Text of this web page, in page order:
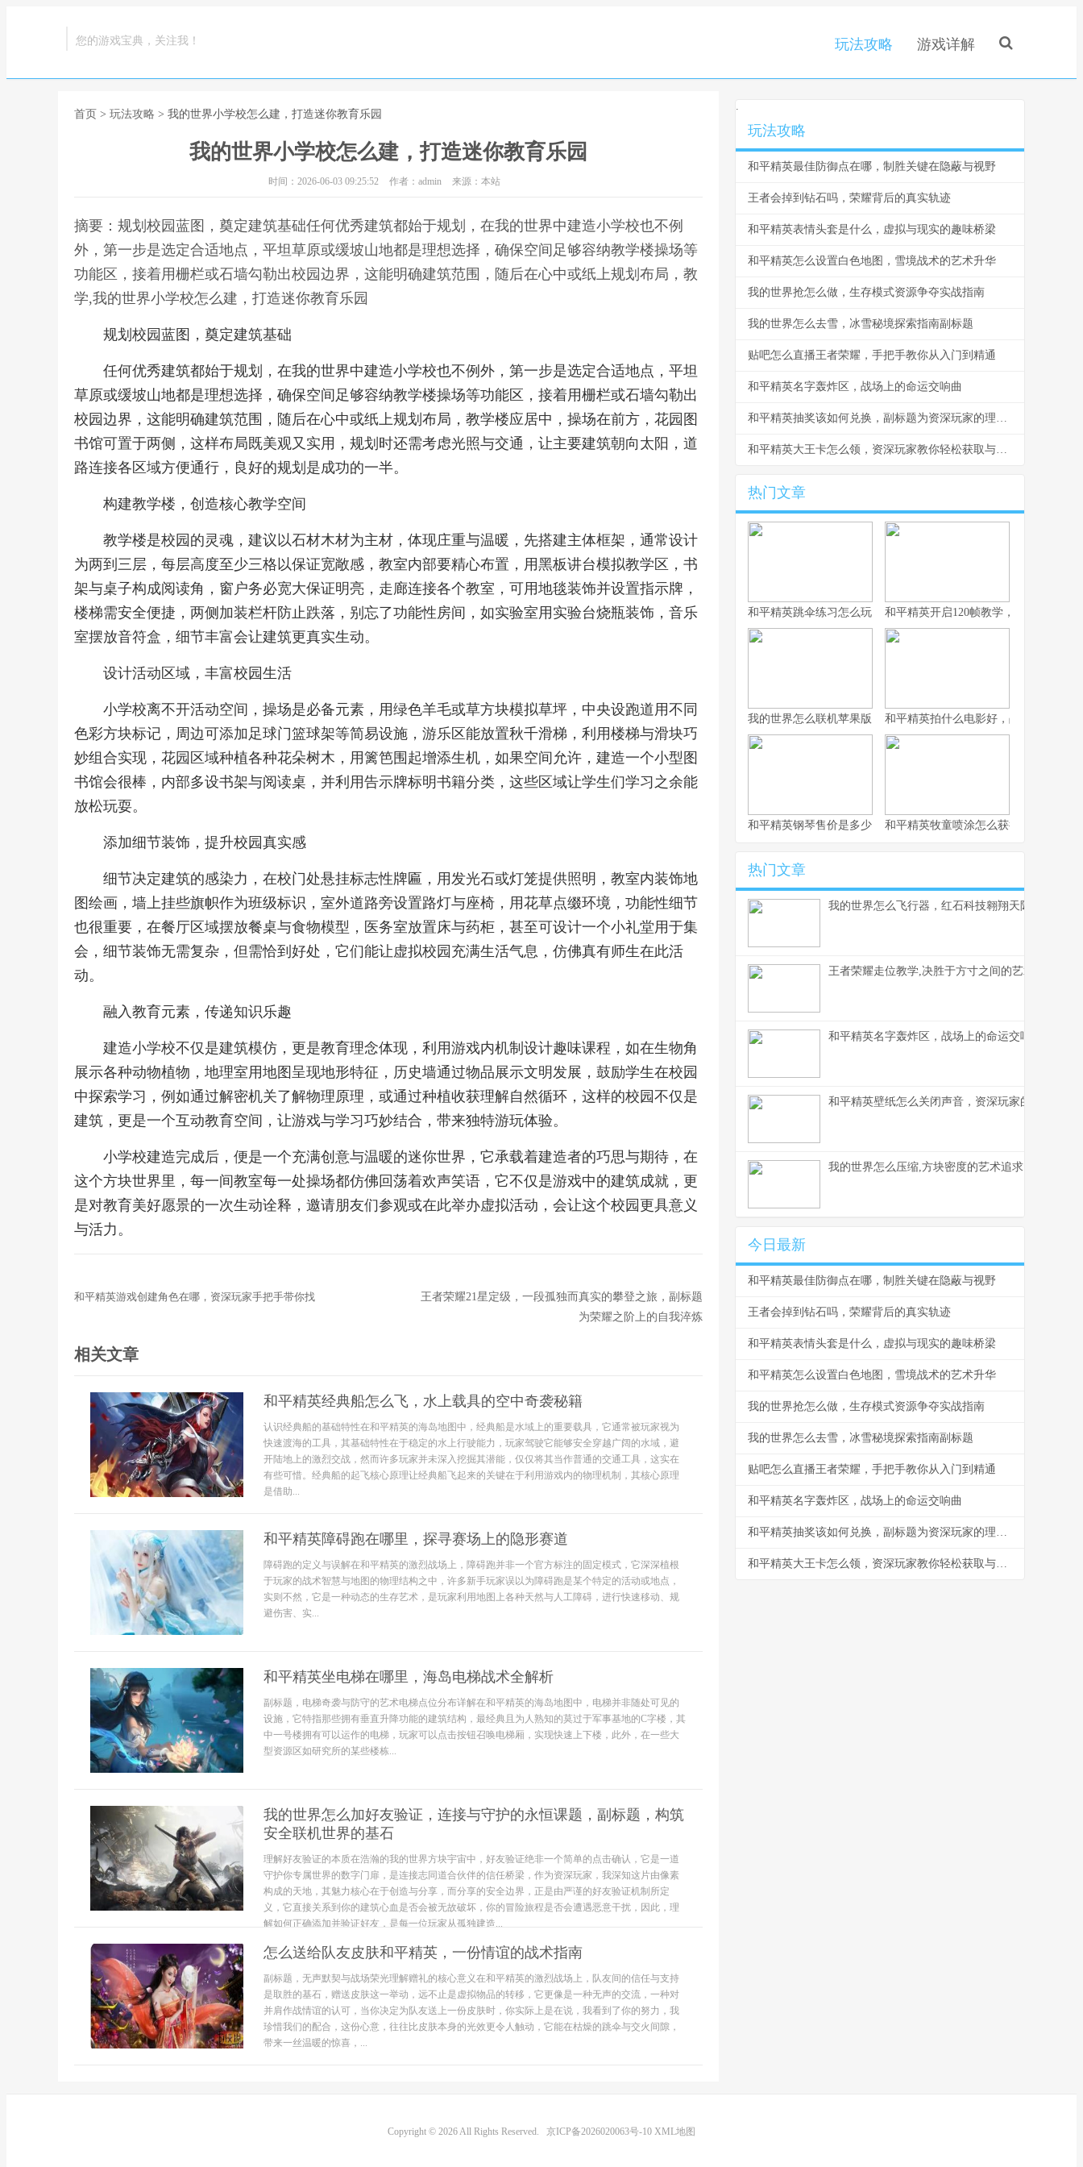
您的游戏宝典，关注我！ 玩法攻略 游戏详解
首页 > 玩法攻略 > 我的世界小学校怎么建，打造迷你教育乐园
我的世界小学校怎么建，打造迷你教育乐园
时间：2026-06-03 09:25:52 作者：admin 来源：本站
摘要：规划校园蓝图，奠定建筑基础任何优秀建筑都始于规划，在我的世界中建造小学校也不例
外，第一步是选定合适地点，平坦草原或缓坡山地都是理想选择，确保空间足够容纳教学楼操场等
功能区，接着用栅栏或石墙勾勒出校园边界，这能明确建筑范围，随后在心中或纸上规划布局，教
学,我的世界小学校怎么建，打造迷你教育乐园
规划校园蓝图，奠定建筑基础
任何优秀建筑都始于规划，在我的世界中建造小学校也不例外，第一步是选定合适地点，平坦
草原或缓坡山地都是理想选择，确保空间足够容纳教学楼操场等功能区，接着用栅栏或石墙勾勒出
校园边界，这能明确建筑范围，随后在心中或纸上规划布局，教学楼应居中，操场在前方，花园图
书馆可置于两侧，这样布局既美观又实用，规划时还需考虑光照与交通，让主要建筑朝向太阳，道
路连接各区域方便通行，良好的规划是成功的一半。
构建教学楼，创造核心教学空间
教学楼是校园的灵魂，建议以石材木材为主材，体现庄重与温暖，先搭建主体框架，通常设计
为两到三层，每层高度至少三格以保证宽敞感，教室内部要精心布置，用黑板讲台模拟教学区，书
架与桌子构成阅读角，窗户务必宽大保证明亮，走廊连接各个教室，可用地毯装饰并设置指示牌，
楼梯需安全便捷，两侧加装栏杆防止跌落，别忘了功能性房间，如实验室用实验台烧瓶装饰，音乐
室摆放音符盒，细节丰富会让建筑更真实生动。
设计活动区域，丰富校园生活
小学校离不开活动空间，操场是必备元素，用绿色羊毛或草方块模拟草坪，中央设跑道用不同
色彩方块标记，周边可添加足球门篮球架等简易设施，游乐区能放置秋千滑梯，利用楼梯与滑块巧
妙组合实现，花园区域种植各种花朵树木，用篱笆围起增添生机，如果空间允许，建造一个小型图
书馆会很棒，内部多设书架与阅读桌，并利用告示牌标明书籍分类，这些区域让学生们学习之余能
放松玩耍。
添加细节装饰，提升校园真实感
细节决定建筑的感染力，在校门处悬挂标志性牌匾，用发光石或灯笼提供照明，教室内装饰地
图绘画，墙上挂些旗帜作为班级标识，室外道路旁设置路灯与座椅，用花草点缀环境，功能性细节
也很重要，在餐厅区域摆放餐桌与食物模型，医务室放置床与药柜，甚至可设计一个小礼堂用于集
会，细节装饰无需复杂，但需恰到好处，它们能让虚拟校园充满生活气息，仿佛真有师生在此活
动。
融入教育元素，传递知识乐趣
建造小学校不仅是建筑模仿，更是教育理念体现，利用游戏内机制设计趣味课程，如在生物角
展示各种动物植物，地理室用地图呈现地形特征，历史墙通过物品展示文明发展，鼓励学生在校园
中探索学习，例如通过解密机关了解物理原理，或通过种植收获理解自然循环，这样的校园不仅是
建筑，更是一个互动教育空间，让游戏与学习巧妙结合，带来独特游玩体验。
小学校建造完成后，便是一个充满创意与温暖的迷你世界，它承载着建造者的巧思与期待，在
这个方块世界里，每一间教室每一处操场都仿佛回荡着欢声笑语，它不仅是游戏中的建筑成就，更
是对教育美好愿景的一次生动诠释，邀请朋友们参观或在此举办虚拟活动，会让这个校园更具意义
与活力。
和平精英游戏创建角色在哪，资深玩家手把手带你找
王者荣耀21星定级，一段孤独而真实的攀登之旅，副标题
为荣耀之阶上的自我淬炼
相关文章
和平精英经典船怎么飞，水上载具的空中奇袭秘籍
认识经典船的基础特性在和平精英的海岛地图中，经典船是水域上的重要载具，它通常被玩家视为
快速渡海的工具，其基础特性在于稳定的水上行驶能力，玩家驾驶它能够安全穿越广阔的水域，避
开陆地上的激烈交战，然而许多玩家并未深入挖掘其潜能，仅仅将其当作普通的交通工具，这实在
有些可惜。经典船的起飞核心原理让经典船飞起来的关键在于利用游戏内的物理机制，其核心原理
是借助...
和平精英障碍跑在哪里，探寻赛场上的隐形赛道
障碍跑的定义与误解在和平精英的激烈战场上，障碍跑并非一个官方标注的固定模式，它深深植根
于玩家的战术智慧与地图的物理结构之中，许多新手玩家误以为障碍跑是某个特定的活动或地点，
实则不然，它是一种动态的生存艺术，是玩家利用地图上各种天然与人工障碍，进行快速移动、规
避伤害、实...
和平精英坐电梯在哪里，海岛电梯战术全解析
副标题，电梯奇袭与防守的艺术电梯点位分布详解在和平精英的海岛地图中，电梯并非随处可见的
设施，它特指那些拥有垂直升降功能的建筑结构，最经典且为人熟知的莫过于军事基地的C字楼，其
中一号楼拥有可以运作的电梯，玩家可以点击按钮召唤电梯厢，实现快速上下楼，此外，在一些大
型资源区如研究所的某些楼栋...
我的世界怎么加好友验证，连接与守护的永恒课题，副标题，构筑
安全联机世界的基石
理解好友验证的本质在浩瀚的我的世界方块宇宙中，好友验证绝非一个简单的点击确认，它是一道
守护你专属世界的数字门扉，是连接志同道合伙伴的信任桥梁，作为资深玩家，我深知这片由像素
构成的天地，其魅力核心在于创造与分享，而分享的安全边界，正是由严谨的好友验证机制所定
义，它直接关系到你的建筑心血是否会被无故破坏，你的冒险旅程是否会遭遇恶意干扰，因此，理
解如何正确添加并验证好友，是每一位玩家从孤独建造...
怎么送给队友皮肤和平精英，一份情谊的战术指南
副标题，无声默契与战场荣光理解赠礼的核心意义在和平精英的激烈战场上，队友间的信任与支持
是取胜的基石，赠送皮肤这一举动，远不止是虚拟物品的转移，它更像是一种无声的交流，一种对
并肩作战情谊的认可，当你决定为队友送上一份皮肤时，你实际上是在说，我看到了你的努力，我
珍惜我们的配合，这份心意，往往比皮肤本身的光效更令人触动，它能在枯燥的跳伞与交火间隙，
带来一丝温暖的惊喜，...
.
玩法攻略
和平精英最佳防御点在哪，制胜关键在隐蔽与视野
王者会掉到钻石吗，荣耀背后的真实轨迹
和平精英表情头套是什么，虚拟与现实的趣味桥梁
和平精英怎么设置白色地图，雪境战术的艺术升华
我的世界抢怎么做，生存模式资源争夺实战指南
我的世界怎么去雪，冰雪秘境探索指南副标题
贴吧怎么直播王者荣耀，手把手教你从入门到精通
和平精英名字轰炸区，战场上的命运交响曲
和平精英抽奖该如何兑换，副标题为资深玩家的理性抉择指南
和平精英大王卡怎么领，资深玩家教你轻松获取与高效使用
热门文章
和平精英跳伞练习怎么玩，副标题为从新手到高手的精准降落之道
和平精英开启120帧教学，畅享极致流
我的世界怎么联机苹果版，资深玩家的联机指南与心得
和平精英拍什么电影好，战术竞技银幕
和平精英钢琴售价是多少，虚拟奢华的定价谜题
和平精英牧童喷涂怎么获得，牧童专属
热门文章
我的世界怎么飞行器，红石科技翱翔天际的奥秘
王者荣耀走位教学,决胜于方寸之间的艺术,副标题,
和平精英名字轰炸区，战场上的命运交响曲
和平精英壁纸怎么关闭声音，资深玩家的静音美
我的世界怎么压缩,方块密度的艺术追求
今日最新
和平精英最佳防御点在哪，制胜关键在隐蔽与视野
王者会掉到钻石吗，荣耀背后的真实轨迹
和平精英表情头套是什么，虚拟与现实的趣味桥梁
和平精英怎么设置白色地图，雪境战术的艺术升华
我的世界抢怎么做，生存模式资源争夺实战指南
我的世界怎么去雪，冰雪秘境探索指南副标题
贴吧怎么直播王者荣耀，手把手教你从入门到精通
和平精英名字轰炸区，战场上的命运交响曲
和平精英抽奖该如何兑换，副标题为资深玩家的理性抉择指南
和平精英大王卡怎么领，资深玩家教你轻松获取与高效使用
Copyright © 2026 All Rights Reserved. 京ICP备2026020063号-10 XML地图